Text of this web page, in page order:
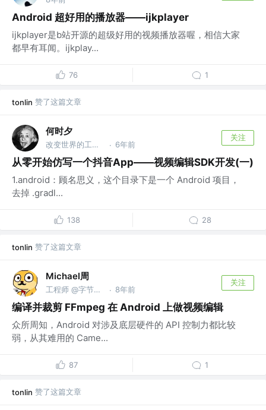
Android 超好用的播放器——ijkplayer
ijkplayer是b站开源的超级好用的视频播放器喔，相信大家
都早有耳闻。ijkplay...
76 1
tonlin 赞了这篇文章
何时夕
改变世界的工程师 @有意思有限公司 · 6年前
关注
从零开始仿写一个抖音App——视频编辑SDK开发(一)
1.android：顾名思义，这个目录下是一个 Android 项目，
去掉 .gradl...
138 28
tonlin 赞了这篇文章
Michael周
工程师 @字节跳动 · 8年前
关注
编译并裁剪 FFmpeg 在 Android 上做视频编辑
众所周知，Android 对涉及底层硬件的 API 控制力都比较
弱，从其难用的 Came...
87 1
tonlin 赞了这篇文章